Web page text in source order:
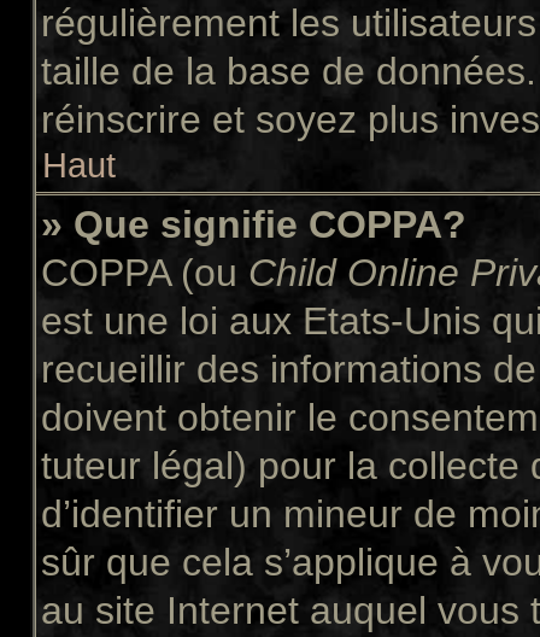
régulièrement les
taille de la base de
réinscrire et soyez plus
Haut
» Que signifie COPPA?
COPPA (ou Child Online
est une loi aux Etats-Unis
recueillir des informations
doivent obtenir le
tuteur légal) pour la collecte
d’identifier un mineur de
sûr que cela s’applique à
au site Internet auquel vous